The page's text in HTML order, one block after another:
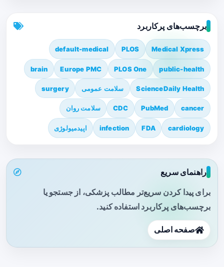
برچسب‌های پرکاربرد
Medical Xpress
PLOS
default-medical
public-health
PLOS One
Europe PMC
brain
ScienceDaily Health سلامت عمومی surgery
cancer
PubMed
CDC سلامت روان
cardiology
FDA
infection اپیدمیولوژی
راهنمای سریع
برای پیدا کردن سریع‌تر مطالب پزشکی، از جستجو یا
برچسب‌های پرکاربرد استفاده کنید.
صفحه اصلی